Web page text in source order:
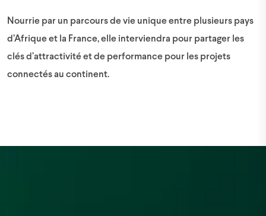
Nourrie par un parcours de vie unique entre plusieurs pays
d’Afrique et la France, elle interviendra pour partager les
clés d’attractivité et de performance pour les projets
connectés au continent.